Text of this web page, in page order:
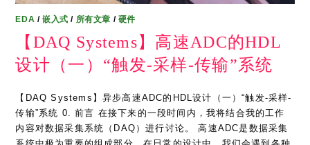
EDA /嵌入式 / 所有文章 / 硬件
【DAQ Systems】高速ADC的HDL
设计（一）“触发-采样-传输”系统
【DAQ Systems】异步高速ADC的HDL设计（一）“触发-采样-
传输”系统 0. 前言 在接下来的一段时间内，我将结合我的工作
内容对数据采集系统（DAQ）进行讨论。 高速ADC是数据采集